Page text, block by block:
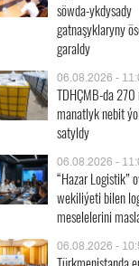
söwda-ykdysady
gatnaşyklaryny
garaldy
06.08.2026 -
TDHÇMB-da
manatlyk nebit
satyldy
06.08.2026 -
“Hazar Logistik”
wekiliýeti bilen
meselelerini
06.08.2026 -